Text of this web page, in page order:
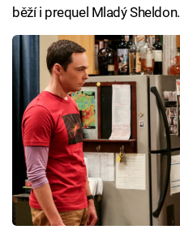
běží i prequel Mladý Sheldon.